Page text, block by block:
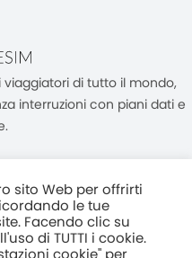
viaggiatori di tutto il mondo,
interruzioni con piani dati e
King Yip Street, Kwun Tong,
sito Web per offrirti
le tue
Facendo clic su
di TUTTI i cookie.
cookie" per